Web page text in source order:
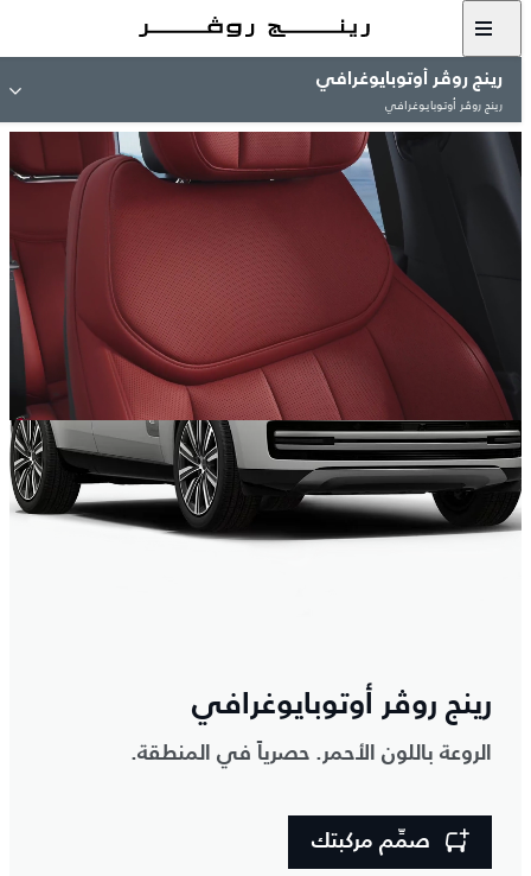
رينج روڤر أوتوبايوغرافي
رينج روڤر أوتوبايوغرافي
رينج روڤر أوتوبايوغرافي
الروعة باللون الأحمر. حصرياً في المنطقة.
صمِّم مركبتك